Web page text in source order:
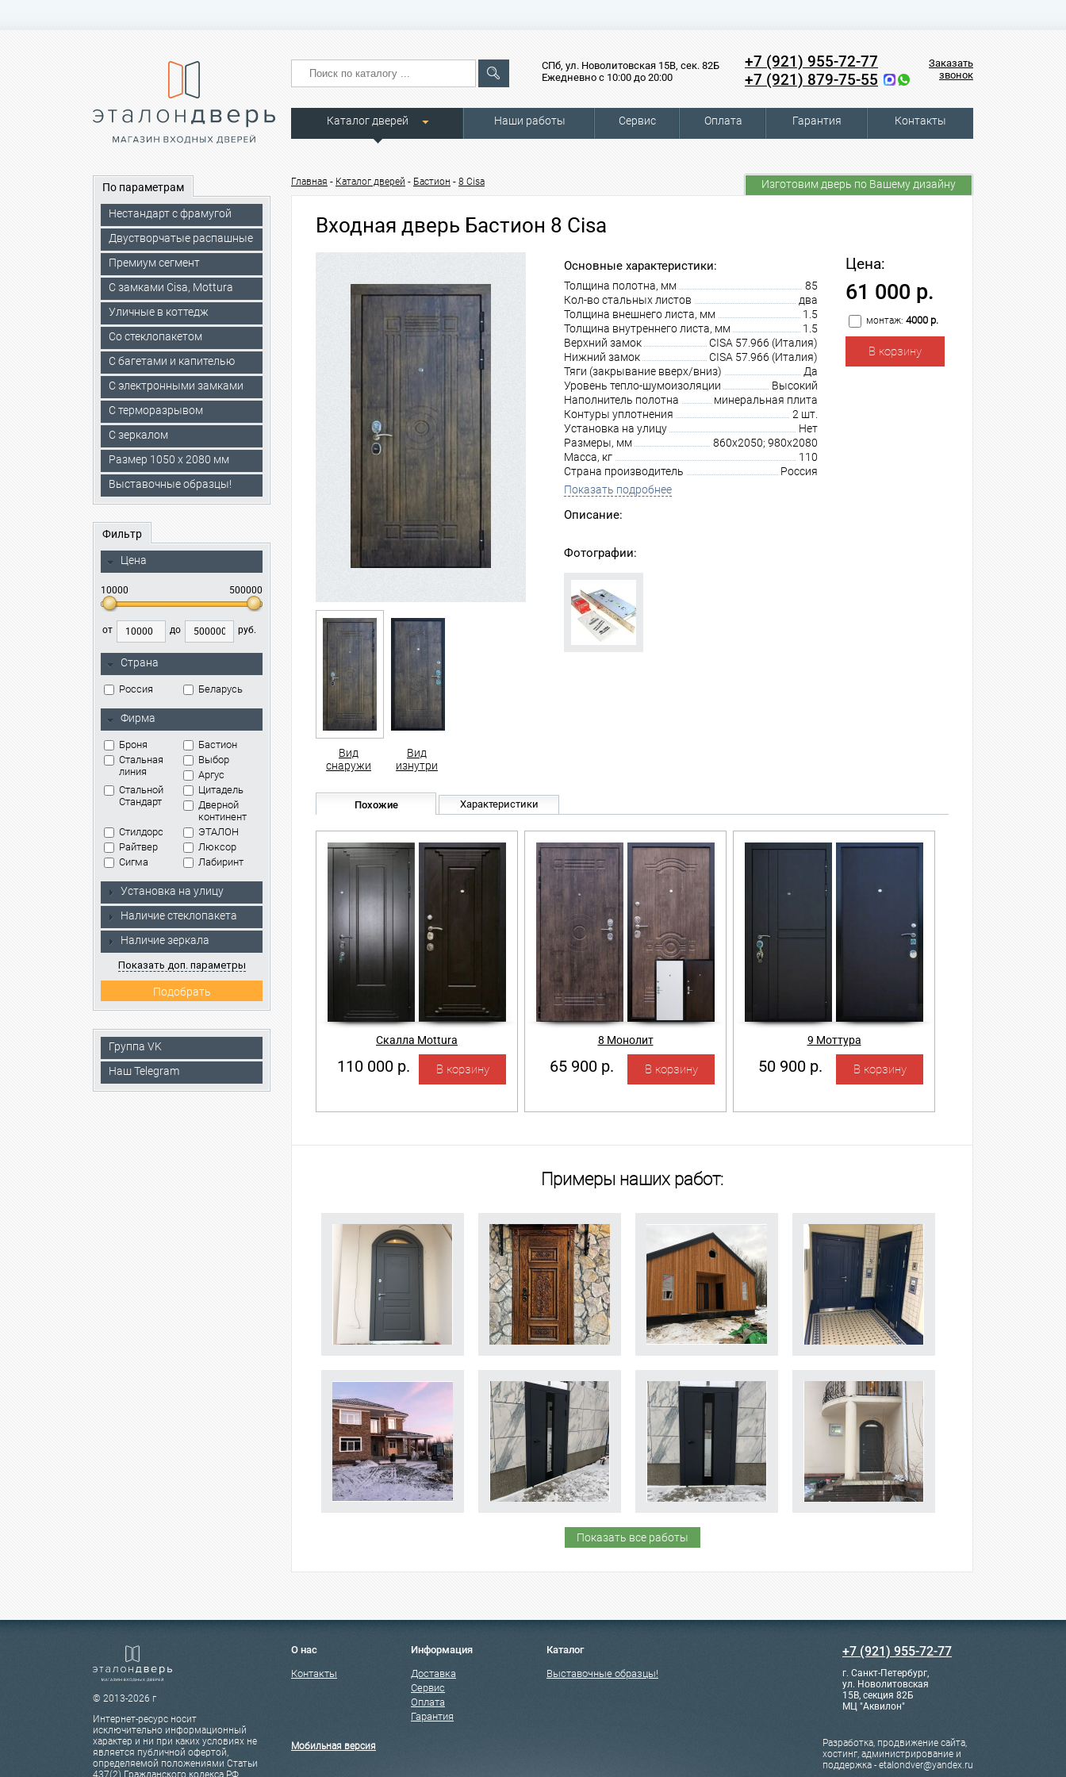
СПб, ул. Новолитовская 15В, сек. 82Б
Ежедневно с 10:00 до 20:00
+7 (921) 955-72-77
+7 (921) 879-75-55
Заказать
звонок
Каталог дверей Наши работы Сервис Оплата Гарантия Контакты
По параметрам
Нестандарт с фрамугой
Двустворчатые распашные
Премиум сегмент
C замками Cisa, Mottura
Уличные в коттедж
Со стеклопакетом
С багетами и капителью
C электронными замками
С терморазрывом
С зеркалом
Размер 1050 х 2080 мм
Выставочные образцы!
Фильтр
Цена
10000 500000
от до руб.
Страна
Россия Беларусь
Фирма
Броня
Бастион
Стальная
линия
Выбор
Аргус
Стальной
Стандарт
Цитадель
Дверной
континент
Стилдорс
ЭТАЛОН
Райтвер
Люксор
Сигма
Лабиринт
Установка на улицу
Наличие стеклопакета
Наличие зеркала
Показать доп. параметры
Группа VK
Наш Telegram
Главная - Каталог дверей - Бастион - 8 Cisa Изготовим дверь по Вашему дизайну
Входная дверь Бастион 8 Cisa
Вид
снаружи
Вид
изнутри
Основные характеристики:
Толщина полотна, мм
85
Кол-во стальных листов
два
Толщина внешнего листа, мм
1.5
Толщина внутреннего листа, мм
1.5
Верхний замок
CISA 57.966 (Италия)
Нижний замок
CISA 57.966 (Италия)
Тяги (закрывание вверх/вниз)
Да
Уровень тепло-шумоизоляции
Высокий
Наполнитель полотна
минеральная плита
Контуры уплотнения
2 шт.
Установка на улицу
Нет
Размеры, мм
860х2050; 980х2080
Масса, кг
110
Страна производитель
Россия
Показать подробнее
Цена:
61 000 р.
монтаж: 4000 р.
Описание:
Фотографии:
Похожие Характеристики
Скалла Mottura
110 000 р.
8 Монолит
65 900 р.
9 Моттура
50 900 р.
Примеры наших работ:
Показать все работы
© 2013-2026 г
Интернет-ресурс носит
исключительно информационный
характер и ни при каких условиях не
является публичной офертой,
определяемой положениями Статьи
437(2) Гражданского кодекса РФ.
О нас
Контакты
Информация
Доставка
Сервис
Оплата
Гарантия
Каталог
Выставочные образцы!
Мобильная версия
+7 (921) 955-72-77
г. Санкт-Петербург,
ул. Новолитовская
15В, секция 82Б
МЦ "Аквилон"
Разработка, продвижение сайта,
хостинг, администрирование и
поддержка - etalondver@yandex.ru